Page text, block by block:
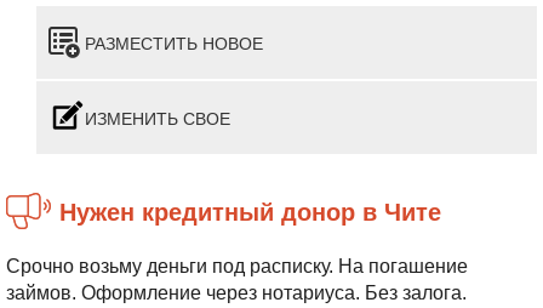
РАЗМЕСТИТЬ НОВОЕ
ИЗМЕНИТЬ СВОЕ
Нужен кредитный донор в Чите
Срочно возьму деньги под расписку. На погашение
займов. Оформление через нотариуса. Без залога.